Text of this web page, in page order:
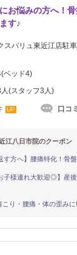
お悩みの方へ！
す♪
スバリュ東近江店駐
ベッド4)
(スタッフ3人)
UP 口コミ
江八日市院のクーポン
す方へ】腰痛特化！骨
子様連れ大歓迎◎】産
こり・腰痛・体の歪み